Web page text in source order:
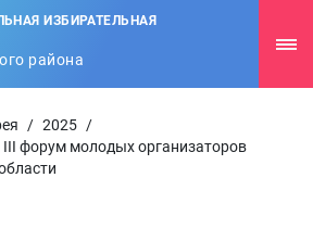
ИЗБИРАТЕЛЬНАЯ
района
/ 2025 /
форум молодых организаторов